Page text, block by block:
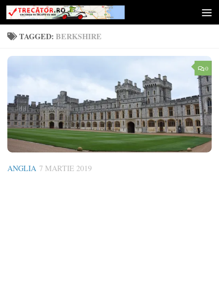
Skip to content
TAGGED: BERKSHIRE
0
ANGLIA 7 MARTIE 2019